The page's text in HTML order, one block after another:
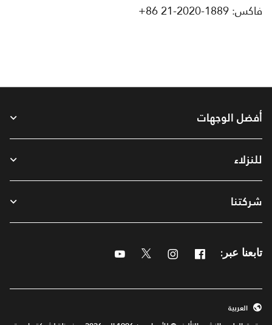
فاكس:+86 21-2020-1889
أفضل الوجهات
للنزلاء
شركتنا
تابعنا عبر: Facebook
Instagram
Twitter
العربية